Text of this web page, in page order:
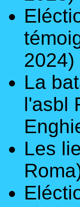
2024)
La
l'asbl
Les
Roma